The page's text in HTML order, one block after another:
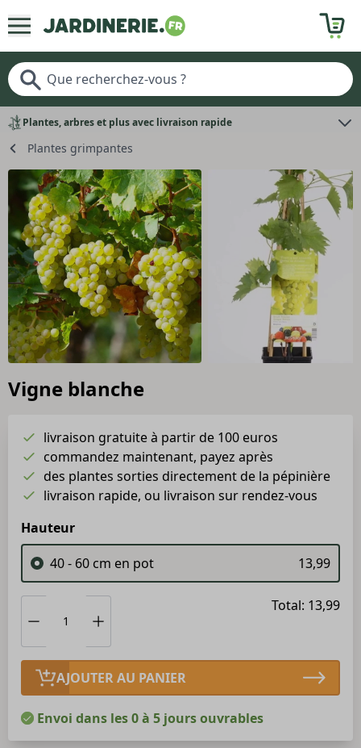
Plantes, arbres et plus avec livraison rapide
Plantes grimpantes
Vigne blanche
livraison gratuite à partir de 100 euros
commandez maintenant, payez après
des plantes sorties directement de la pépinière
livraison rapide, ou livraison sur rendez-vous
Hauteur
40 - 60 cm en pot
13,99
AJOUTER AU PANIER
Total: 13,99
Envoi dans les 0 à 5 jours ouvrables